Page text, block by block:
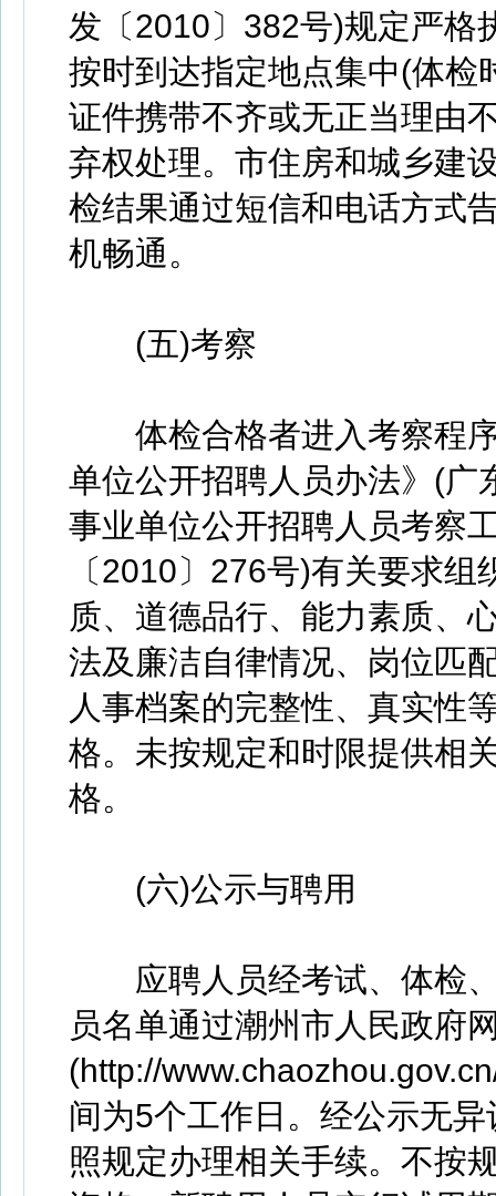
发〔2010〕382号)规定严格
按时到达指定地点集中(体检
证件携带不齐或无正当理由
弃权处理。市住房和城乡建
检结果通过短信和电话方式
机畅通。
(五)考察
体检合格者进入考察程序
单位公开招聘人员办法》(广
事业单位公开招聘人员考察
〔2010〕276号)有关要求
质、道德品行、能力素质、
法及廉洁自律情况、岗位匹
人事档案的完整性、真实性
格。未按规定和时限提供相
格。
(六)公示与聘用
应聘人员经考试、体检、
员名单通过潮州市人民政府
(http://
间为5个工作日。经公示无
照规定办理相关手续。不按